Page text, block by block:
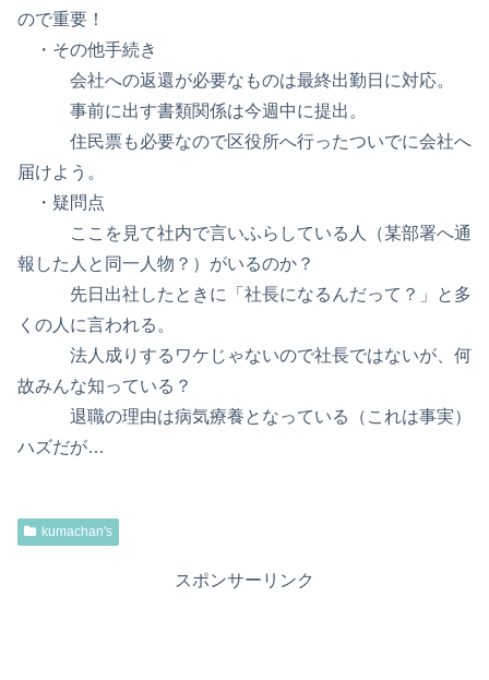
ので重要！
・その他手続き
会社への返還が必要なものは最終出勤日に対応。
事前に出す書類関係は今週中に提出。
住民票も必要なので区役所へ行ったついでに会社へ
届けよう。
・疑問点
ここを見て社内で言いふらしている人（某部署へ通
報した人と同一人物？）がいるのか？
先日出社したときに「社長になるんだって？」と多
くの人に言われる。
法人成りするワケじゃないので社長ではないが、何
故みんな知っている？
退職の理由は病気療養となっている（これは事実）
ハズだが…
kumachan's
スポンサーリンク